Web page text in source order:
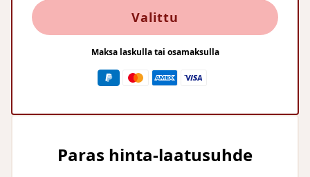
Valittu
Maksa laskulla tai osamaksulla
Paras hinta-laatusuhde